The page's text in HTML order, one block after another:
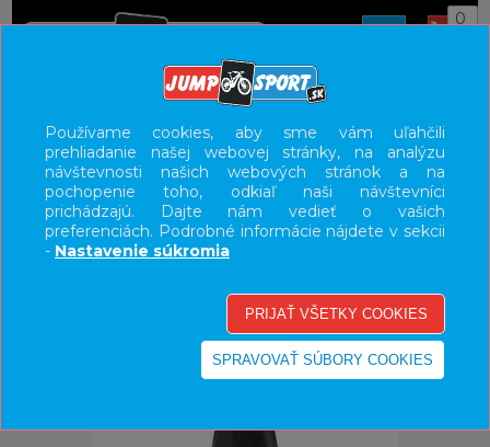
0
UŽÍVATEĽSKÝ PANEL
KATEGÓRIE
HLAVNÉ MENU
Používame cookies, aby sme vám uľahčili
prehliadanie našej webovej stránky, na analýzu
návštevnosti našich webových stránok a na
pochopenie toho, odkiaľ naši návštevníci
prichádzajú. Dajte nám vedieť o vašich
preferenciách. Podrobné informácie nájdete v sekcii
- Nastavenie súkromia